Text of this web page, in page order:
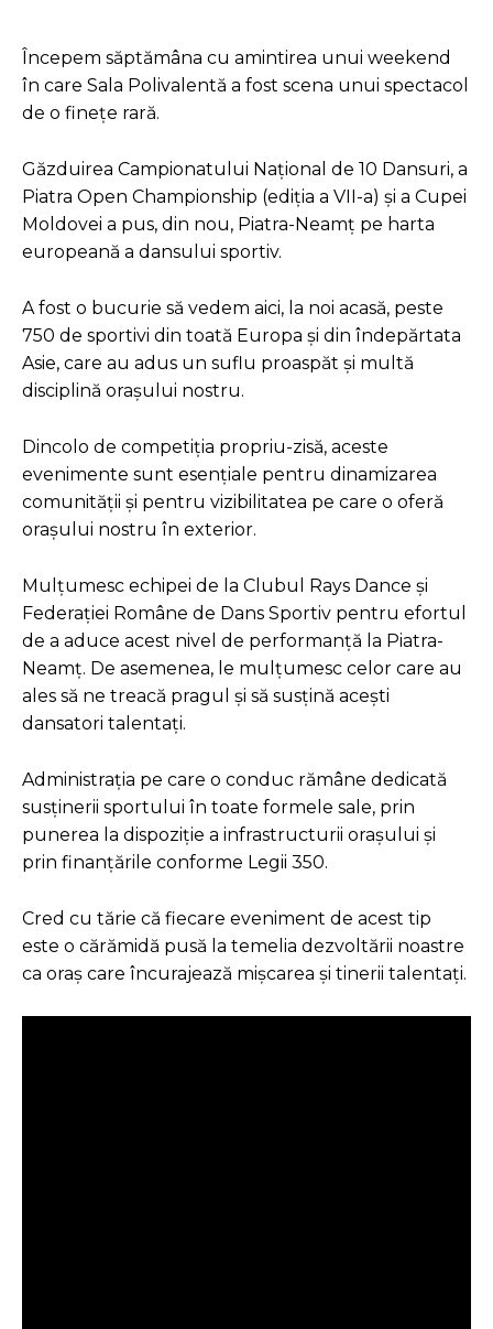
Începem săptămâna cu amintirea unui weekend
în care Sala Polivalentă a fost scena unui spectacol
de o finețe rară.
Găzduirea Campionatului Național de 10 Dansuri, a
Piatra Open Championship (ediția a VII-a) și a Cupei
Moldovei a pus, din nou, Piatra-Neamț pe harta
europeană a dansului sportiv.
A fost o bucurie să vedem aici, la noi acasă, peste
750 de sportivi din toată Europa și din îndepărtata
Asie, care au adus un suflu proaspăt și multă
disciplină orașului nostru.
Dincolo de competiția propriu-zisă, aceste
evenimente sunt esențiale pentru dinamizarea
comunității și pentru vizibilitatea pe care o oferă
orașului nostru în exterior.
Mulțumesc echipei de la Clubul Rays Dance și
Federației Române de Dans Sportiv pentru efortul
de a aduce acest nivel de performanță la Piatra-
Neamț. De asemenea, le mulțumesc celor care au
ales să ne treacă pragul și să susțină acești
dansatori talentați.
Administrația pe care o conduc rămâne dedicată
susținerii sportului în toate formele sale, prin
punerea la dispoziție a infrastructurii orașului și
prin finanțările conforme Legii 350.
Cred cu tărie că fiecare eveniment de acest tip
este o cărămidă pusă la temelia dezvoltării noastre
ca oraș care încurajează mișcarea și tinerii talentați.